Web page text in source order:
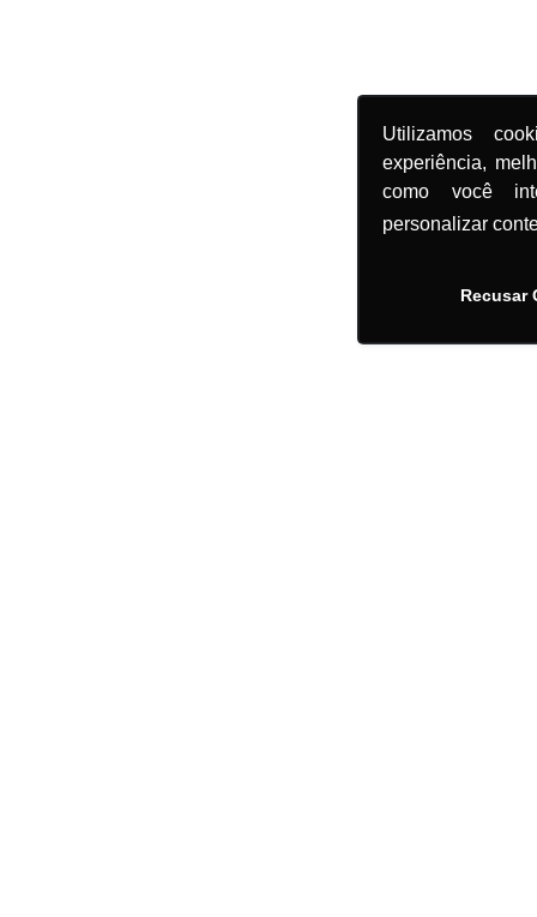
Utilizamos
experiência,
como você
personalizar
Recusar